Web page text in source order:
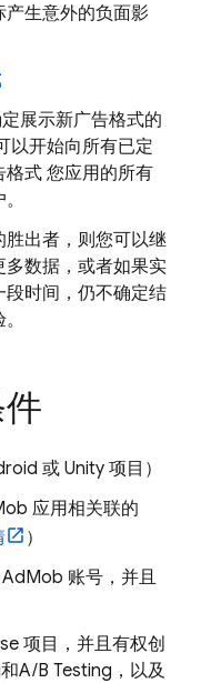
生意外的负面影
展示新广告格式的
以开始向所有已定
式 您应用的所有
出者，则您可以继
数据，或者如果实
时间，仍不确定结
或 Unity 项目）
应用相关联的
）
账号，并且
项目，并且有权创
和A/B Testing ，以及